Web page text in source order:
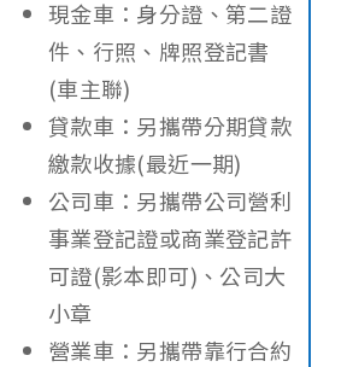
現金車：身分證、第二證
件、行照、牌照登記書
(車主聯)
貸款車：另攜帶分期貸款
繳款收據(最近一期)
公司車：另攜帶公司營利
事業登記證或商業登記許
可證(影本即可)、公司大
小章
營業車：另攜帶靠行合約